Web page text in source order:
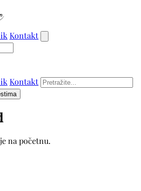
Kontakt
Kontakt
na početnu.